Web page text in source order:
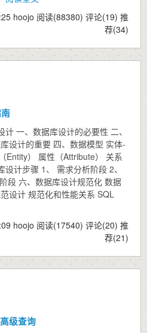
hoojo 阅读(88380) 评论(19) 推
荐(34)
一、数据库设计的必要性 二、
设计的重要 四、数据模型 实体-
Entity） 属性（Attribute） 关系
设计步骤 1、 需求分析阶段 2、
段 六、数据库设计规范化 数据
设计 规范化和性能关系 SQL
hoojo 阅读(17540) 评论(20) 推
荐(21)
级查询